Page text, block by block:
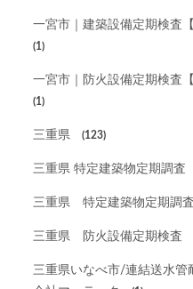
一宮市｜建築設備定期検査
(1)
一宮市｜防火設備定期検査
(1)
三重県 (123)
三重県 特定建築物定期調査
三重県 特定建築物定期調
三重県 防火設備定期検査
三重県いなべ市/連結送水